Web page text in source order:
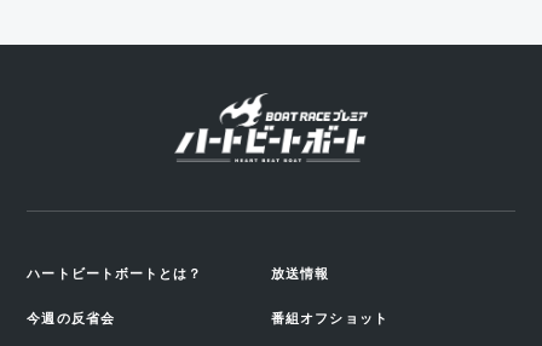
ハートビートボートとは？ 放送情報
今週の反省会 番組オフショット